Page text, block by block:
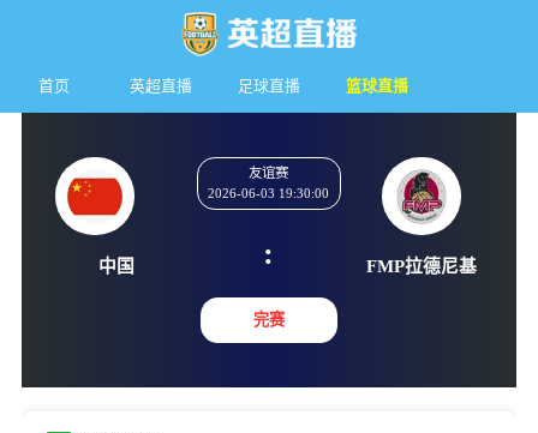
首页 英超直播 足球直播 篮球直播
友谊赛
2026-06-03 19:30:00
:
完赛